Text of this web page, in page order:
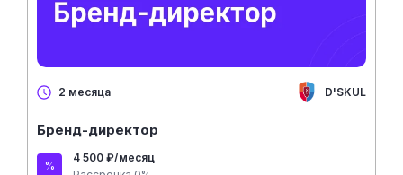
2 месяца D'SKUL
Бренд-директор
4 500 ₽/месяц